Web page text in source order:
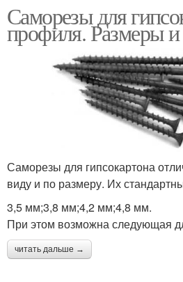
Саморезы для
профиля. Размеры
Саморезы для гипсокартона
виду и по размеру. Их
3,5 мм;3,8 мм;4,2 мм;4,8 мм.
При этом возможна следующая
читать дальше →